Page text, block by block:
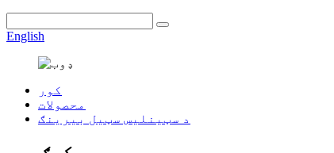
English
کور
محصولات
د سټینلیس سټیل بیرینګ